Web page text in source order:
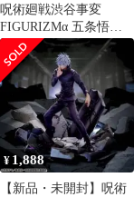
呪術廻戦渋谷事変
FIGURIZMα 五条悟
無量空処
¥ 1,888
【新品・未開封】呪術